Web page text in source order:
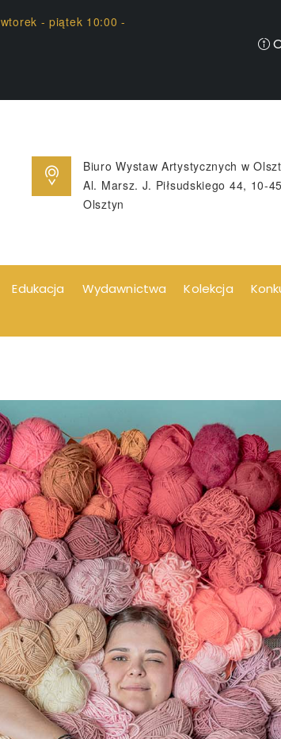
wtorek - piątek 10:00 -
Biuro Wystaw Artystycznych w
Al. Marsz. J. Piłsudskiego 44, 10-
Olsztyn
Edukacja Wydawnictwa Kolekcja